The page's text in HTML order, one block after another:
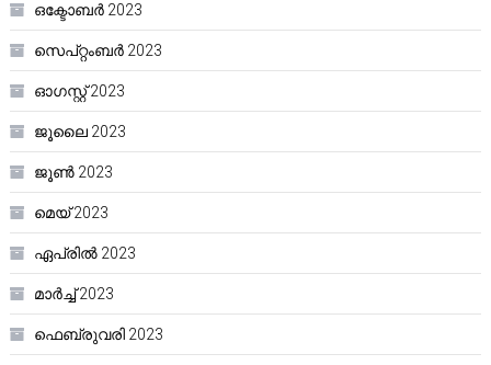
ഒക്ടോബർ 2023
സെപ്റ്റംബർ 2023
ഓഗസ്റ്റ്‌ 2023
ജൂലൈ 2023
ജൂൺ 2023
മെയ്‌ 2023
ഏപ്രിൽ 2023
മാർച്ച്‌ 2023
ഫെബ്രുവരി 2023